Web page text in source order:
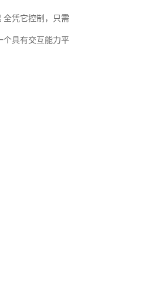
凭它控制，只需
个具有交互能力平